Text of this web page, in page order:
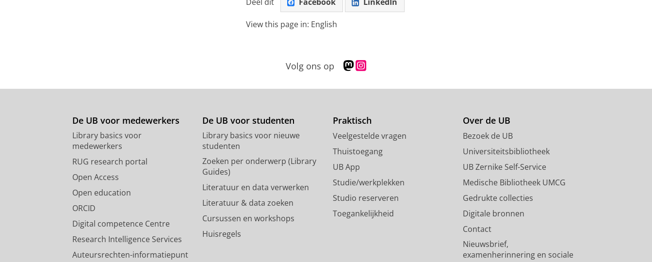
View this page in: English
Volg ons op
M
s
d
n
p
o
f
i
e
l
s
g
r
a
m
c
c
o
u
De UB voor medewerkers
Library basics voor
medewerkers
RUG research portal
Open Access
Open education
ORCID
Digital competence Centre
Research Intelligence Services
Auteursrechten-informatiepunt
De UB voor studenten
Library basics voor nieuwe
studenten
Zoeken per onderwerp (Library
Guides)
Literatuur en data verwerken
Literatuur & data zoeken
Cursussen en workshops
Huisregels
Praktisch
Veelgestelde vragen
Thuistoegang
UB App
Studie/werkplekken
Studio reserveren
Toegankelijkheid
Over de UB
Bezoek de UB
Universiteitsbibliotheek
UB Zernike Self-Service
Medische Bibliotheek UMCG
Gedrukte collecties
Digitale bronnen
Contact
Nieuwsbrief,
examenherinnering en sociale